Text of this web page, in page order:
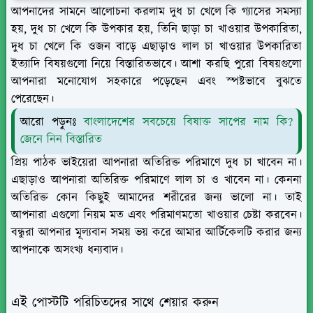
আপনাদের সামনে আলোচনা করলাম দুধ চা খেলে কি গ্যাসের সমস্যা
হয়, দুধ চা খেলে কি উপকার হয়, তিনি ছাড়া চা খাওয়ার উপকারিতা,
দুধ চা খেলে কি ওজন বাড়ে এছাড়াও লাল চা খাওয়ার উপকারিতা
ইত্যাদি বিষয়গুলো নিয়ে বিস্তারিতভাবে। আশা করছি পুরো বিষয়গুলো
আপনারা মনোযোগ সহকারে পড়েছেন এবং স্পষ্টভাবে বুঝতে
পেরেছেন।
আরো পড়ুনঃবাংলাদেশের সবচেয়ে বিষাক্ত সাপের নাম কি?
জেনে নিন বিস্তারিত
প্রিয় পাঠক ভাইয়েরা আপনারা অতিরিক্ত পরিমাণে দুধ চা খাবেন না।
এছাড়াও আপনারা অতিরিক্ত পরিমাণে লাল চা ও খাবেন না। কেননা
অতিরিক্ত কোন কিছুই আমাদের শরীরের জন্য ভালো না। তাই
আপনারা এগুলো নিয়ম মত এবং পরিমাণমতো খাওয়ার চেষ্টা করবেন।
বন্ধুরা আপনার মূল্যবান সময় ভয় করে আমার আর্টিকেলটি করার জন্য
আপনাকে অসংখ্য ধন্যবাদ।
এই পোস্টটি পরিচিতদের সাথে শেয়ার করুন